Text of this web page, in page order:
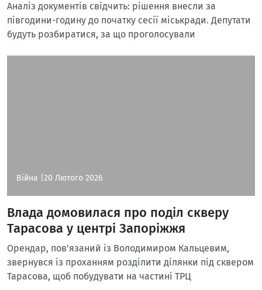
Аналіз документів свідчить: рішення внесли за
півгодини-годину до початку сесії міськради. Депутати
будуть розбиратися, за що проголосували
Війна | 20 Лютого 2026
Влада домовилася про поділ скверу
Тарасова у центрі Запоріжжя
Орендар, пов'язаний із Володимиром Кальцевим,
звернувся із проханням розділити ділянки під сквером
Тарасова, щоб побудувати на частині ТРЦ